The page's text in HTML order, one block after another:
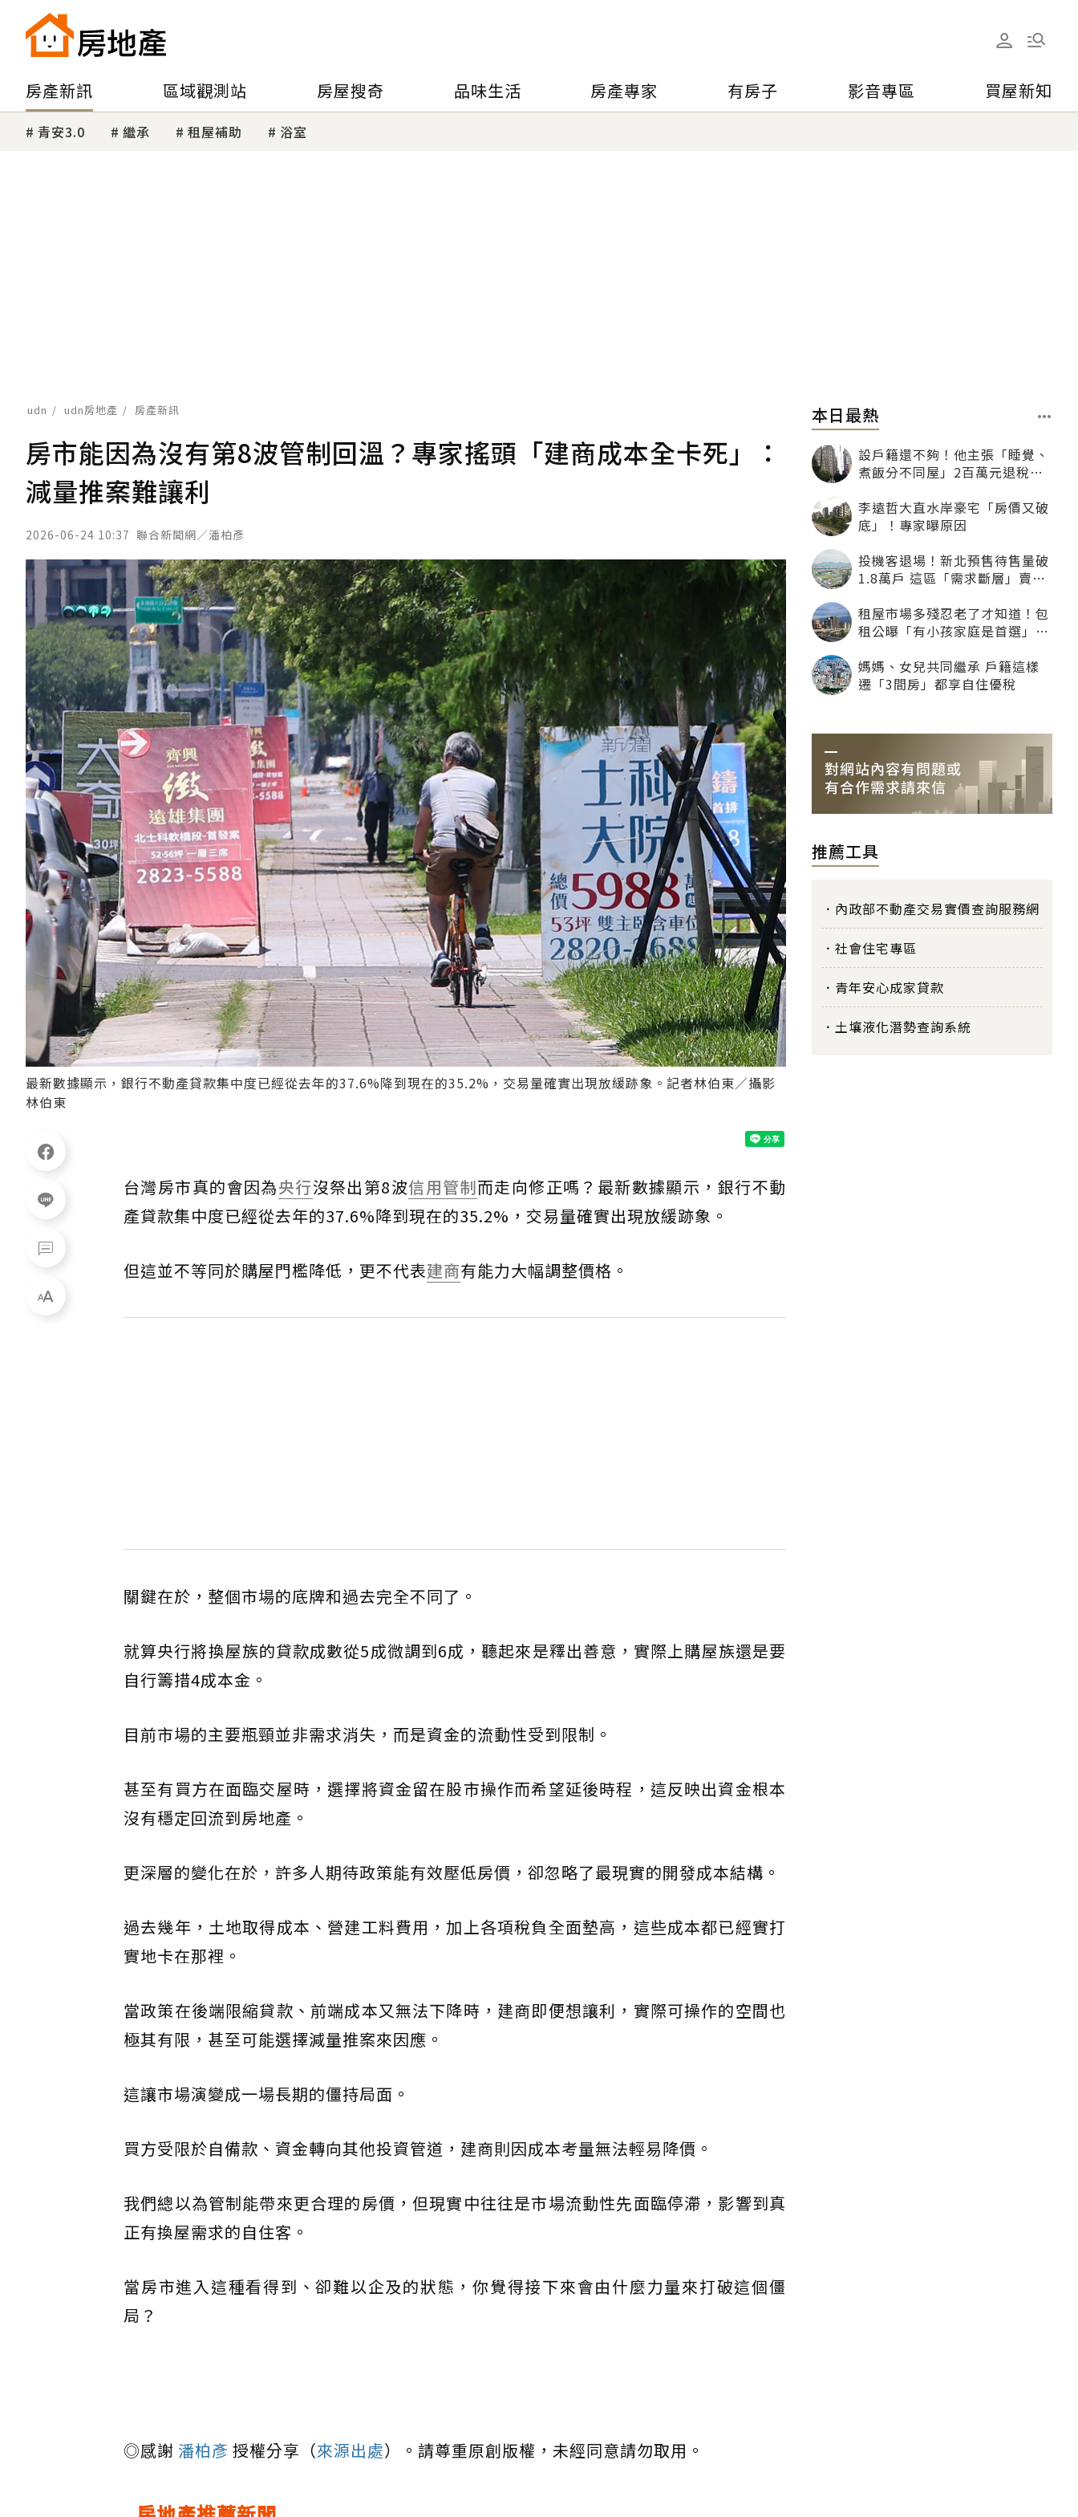
房產新訊 區域觀測站 房屋搜奇 品味生活 房產專家 有房子 影音專區 買屋新知
青安3.0 繼承 租屋補助 浴室
udn udn房地產 房產新訊
房市能因為沒有第8波管制回溫？專家搖頭「建商成本全卡死」：
減量推案難讓利
2026-06-24 10:37 聯合新聞網／潘柏彥
最新數據顯示，銀行不動產貸款集中度已經從去年的37.6%降到現在的35.2%，交易量確實出現放緩跡象。記者林伯東／攝影
林伯東
台灣房市真的會因為央行沒祭出第8波信用管制而走向修正嗎？最新數據顯示，銀行不動
產貸款集中度已經從去年的37.6%降到現在的35.2%，交易量確實出現放緩跡象。
但這並不等同於購屋門檻降低，更不代表建商有能力大幅調整價格。
關鍵在於，整個市場的底牌和過去完全不同了。
就算央行將換屋族的貸款成數從5成微調到6成，聽起來是釋出善意，實際上購屋族還是要
自行籌措4成本金。
目前市場的主要瓶頸並非需求消失，而是資金的流動性受到限制。
甚至有買方在面臨交屋時，選擇將資金留在股市操作而希望延後時程，這反映出資金根本
沒有穩定回流到房地產。
更深層的變化在於，許多人期待政策能有效壓低房價，卻忽略了最現實的開發成本結構。
過去幾年，土地取得成本、營建工料費用，加上各項稅負全面墊高，這些成本都已經實打
實地卡在那裡。
當政策在後端限縮貸款、前端成本又無法下降時，建商即便想讓利，實際可操作的空間也
極其有限，甚至可能選擇減量推案來因應。
這讓市場演變成一場長期的僵持局面。
買方受限於自備款、資金轉向其他投資管道，建商則因成本考量無法輕易降價。
我們總以為管制能帶來更合理的房價，但現實中往往是市場流動性先面臨停滯，影響到真
正有換屋需求的自住客。
當房市進入這種看得到、卻難以企及的狀態，你覺得接下來會由什麼力量來打破這個僵
局？
◎感謝 潘柏彥 授權分享（來源出處）。請尊重原創版權，未經同意請勿取用。
本日最熱
設戶籍還不夠！他主張「睡覺、
煮飯分不同屋」2百萬元退稅照
李遠哲大直水岸豪宅「房價又破
底」！專家曝原因
投機客退場！新北預售待售量破
1.8萬戶 這區「需求斷層」賣壓
租屋市場多殘忍老了才知道！包
租公曝「有小孩家庭是首選」：
媽媽、女兒共同繼承 戶籍這樣
遷「3間房」都享自住優稅
推薦工具
內政部不動產交易實價查詢服務網
社會住宅專區
青年安心成家貸款
土壤液化潛勢查詢系統